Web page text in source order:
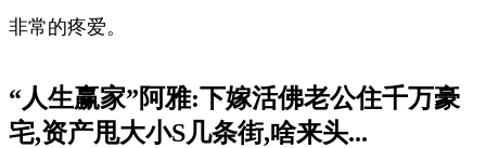
非常的疼爱。
“人生赢家”阿雅:下嫁活佛老公住千万豪
宅,资产甩大小S几条街,啥来头...